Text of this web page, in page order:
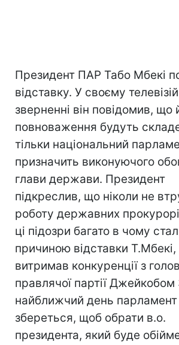
Президент ПАР Табо Мбекі
відставку. У своєму
зверненні він повідомив, що
повноваження будуть
тільки національний
призначить виконуючого
глави держави. Президент
підкреслив, що ніколи не
роботу державних
ці підозри багато в чому
причиною відставки
витримав конкуренції з
правлячої партії
найближчий день
збереться, щоб обрати в.о.
президента, який буде